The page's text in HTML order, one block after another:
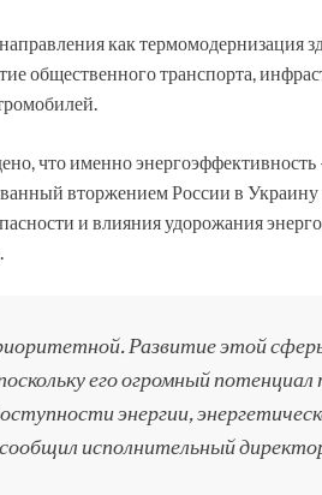
как термомодернизация
общественного транспорта,
что именно
вторжением России в
и влияния удорожания
Развитие этой
его огромный
энергии,
исполнительный